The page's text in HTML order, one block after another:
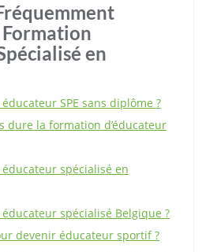
Formation
en
SPE sans diplôme ?
dure la formation d’éducateur
spécialisé en
spécialisé Belgique ?
devenir éducateur sportif ?